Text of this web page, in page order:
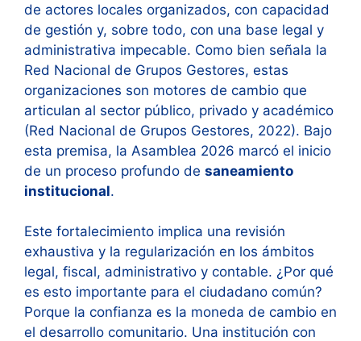
de actores locales organizados, con capacidad
de gestión y, sobre todo, con una base legal y
administrativa impecable. Como bien señala la
Red Nacional de Grupos Gestores, estas
organizaciones son motores de cambio que
articulan al sector público, privado y académico
(Red Nacional de Grupos Gestores, 2022). Bajo
esta premisa, la Asamblea 2026 marcó el inicio
de un proceso profundo de saneamiento
institucional.
Este fortalecimiento implica una revisión
exhaustiva y la regularización en los ámbitos
legal, fiscal, administrativo y contable. ¿Por qué
es esto importante para el ciudadano común?
Porque la confianza es la moneda de cambio en
el desarrollo comunitario. Una institución con